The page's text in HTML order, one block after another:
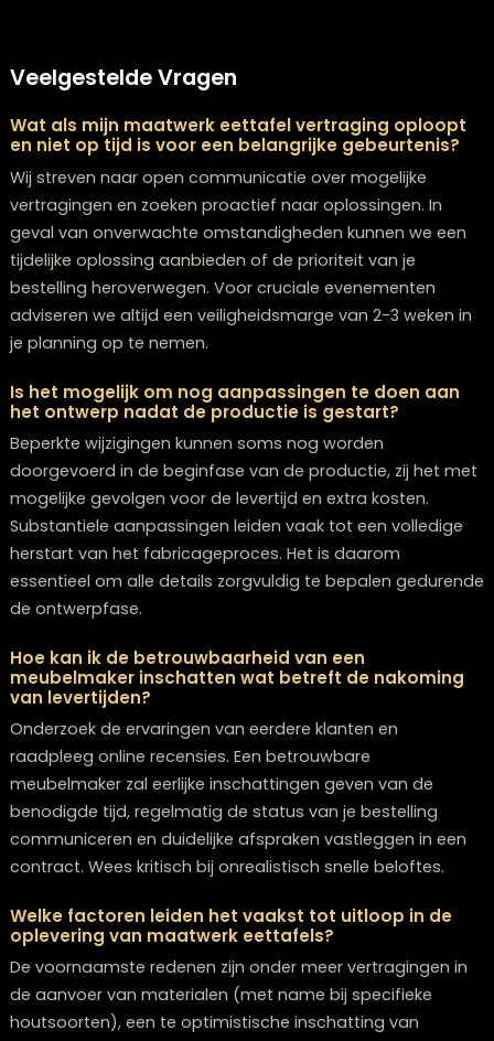
moment om deze uit te zoeken. Zo kun je direct na de
levering van de tafel genieten van je complete en
sfeervolle eethoek.
Door vooruit te plannen en realistische
koesteren, transformeert het wachten op jouw unieke
eettafel op maat in een anticipatievolle en uiteindelijk
voldoening gevende ervaring. Het eindresultaat – een
meubelstuk dat naadloos aansluit bij jouw
smaak en interieur – rechtvaardigt alle investering in
ruimschoots. Bij Whoon begeleiden we je deskundig
het gehele traject, van de initiële schets tot de
levering aan je deur. Voor verdere vragen of
advies staan wij altijd klaar; aarzel niet om contact
ons op te nemen.
Veelgestelde Vragen
Wat als mijn maatwerk eettafel vertraging
en niet op tijd is voor een belangrijke
Wij streven naar open communicatie over mogelijke
vertragingen en zoeken proactief naar oplossingen. In
geval van onverwachte omstandigheden kunnen we
tijdelijke oplossing aanbieden of de prioriteit van je
bestelling heroverwegen. Voor cruciale evenementen
je planning op te nemen.
Is het mogelijk om nog aanpassingen te doen
het ontwerp nadat de productie is gestart?
Beperkte wijzigingen kunnen soms nog worden